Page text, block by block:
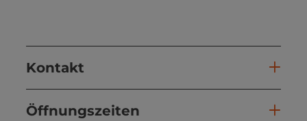
Kontakt
Öffnungszeiten